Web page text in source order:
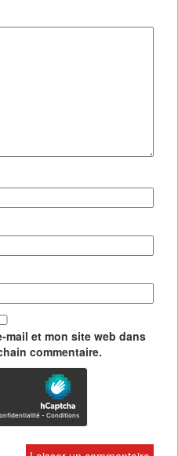
mail et mon site web dans
commentaire.